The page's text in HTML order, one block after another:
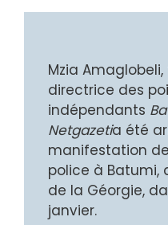
Mzia
directrice des
indépendants
Netgazetia été
manifestation
police à Batumi,
de la Géorgie,
janvier.